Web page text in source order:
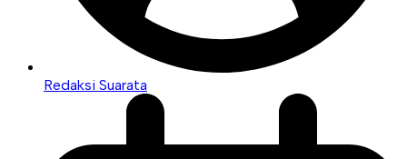
Redaksi Suarata